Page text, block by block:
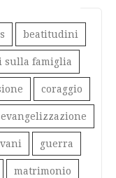
beatitudini
sulla famiglia
coraggio
evangelizzazione
guerra
matrimonio